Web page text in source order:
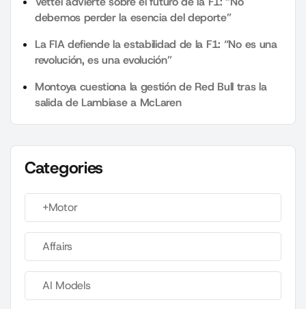
debemos perder la esencia del deporte”
La FIA defiende la estabilidad de la F1: “No es una
revolución, es una evolución”
Montoya cuestiona la gestión de Red Bull tras la
salida de Lambiase a McLaren
Categories
+Motor
Affairs
AI Models